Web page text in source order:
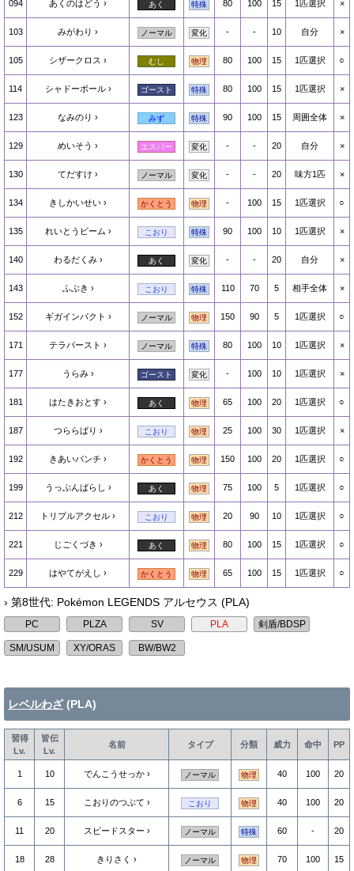
094 あくのはどう あく 特殊 80 100 15 1匹選択 ×
103 みがわり ノーマル 変化 - - 10 自分 ×
105 シザークロス むし 物理 80 100 15 1匹選択 ○
114 シャドーボール ゴースト 特殊 80 100 15 1匹選択 ×
123 なみのり みず 特殊 90 100 15 周囲全体 ×
129 めいそう エスパー 変化 - - 20 自分 ×
130 てだすけ ノーマル 変化 - - 20 味方1匹 ×
134 きしかいせい かくとう 物理 - 100 15 1匹選択 ○
135 れいとうビーム こおり 特殊 90 100 10 1匹選択 ×
140 わるだくみ あく 変化 - - 20 自分 ×
143 ふぶき こおり 特殊 110 70 5 相手全体 ×
152 ギガインパクト ノーマル 物理 150 90 5 1匹選択 ○
171 テラバースト ノーマル 特殊 80 100 10 1匹選択 ×
177 うらみ ゴースト 変化 - 100 10 1匹選択 ×
181 はたきおとす あく 物理 65 100 20 1匹選択 ○
187 つららばり こおり 物理 25 100 30 1匹選択 ×
192 きあいパンチ かくとう 物理 150 100 20 1匹選択 ○
199 うっぷんばらし あく 物理 75 100 5 1匹選択 ○
212 トリプルアクセル こおり 物理 20 90 10 1匹選択 ○
221 じごくづき あく 物理 80 100 15 1匹選択 ○
229 はやてがえし かくとう 物理 65 100 15 1匹選択 ○
› 第8世代: Pokémon LEGENDS アルセウス (PLA)
レベルわざ(PLA)
習得
Lv.
皆伝
Lv.
名前 タイプ 分類 威力 命中 PP
1 10 でんこうせっか ノーマル 物理 40 100 20
6 15 こおりのつぶて こおり 物理 40 100 20
11 20 スピードスター ノーマル 特殊 60 - 20
18 28 きりさく ノーマル 物理 70 100 15